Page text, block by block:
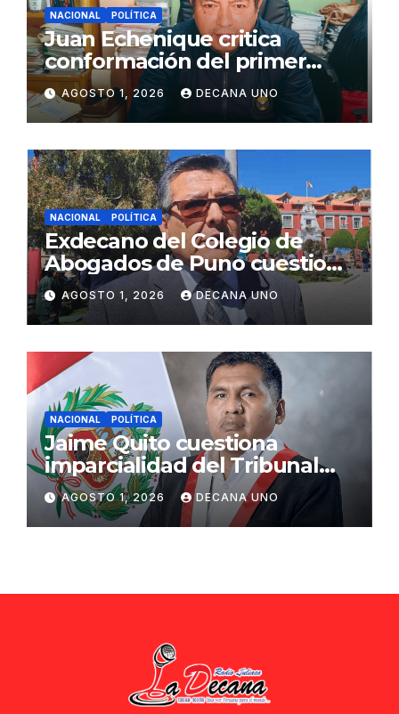
NACIONAL POLÍTICA
Juan Echenique critica
conformación del primer
gabinete ministerial de Keiko
Fujimori
AGOSTO 1, 2026 DECANA UNO
NACIONAL POLÍTICA
Exdecano del Colegio de
Abogados de Puno cuestiona
propuestas sobre seguridad
ciudadana
AGOSTO 1, 2026 DECANA UNO
NACIONAL POLÍTICA
Jaime Quito cuestiona
imparcialidad del Tribunal
Constitucional tras liberación
de Ollanta Humala
AGOSTO 1, 2026 DECANA UNO